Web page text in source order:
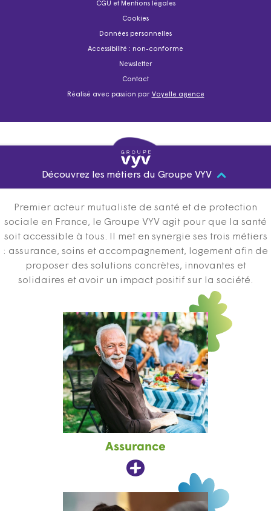
CGU et Mentions légales
Cookies
Données personnelles
Accessibilité : non-conforme
Newsletter
Contact
Réalisé avec passion par Voyelle agence
Découvrez les métiers du Groupe VYV
Premier acteur mutualiste de santé et de protection
sociale en France, le Groupe VYV agit pour que la santé
soit accessible à tous. Il met en synergie ses trois métiers
: assurance, soins et accompagnement, logement afin de
proposer des solutions concrètes, innovantes et
solidaires et avoir un impact positif sur la société.
Assurance